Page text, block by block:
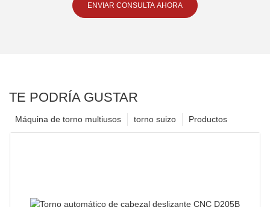
ENVIAR CONSULTA AHORA
TE PODRÍA GUSTAR
Productos
torno suizo
Máquina de torno multiusos